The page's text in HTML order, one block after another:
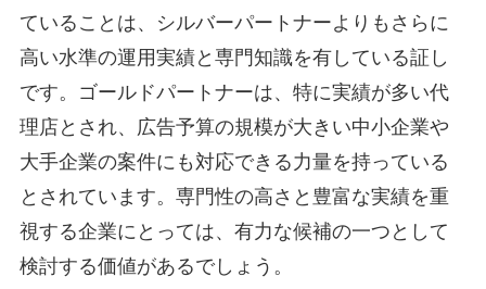
ていることは、シルバーパートナーよりもさらに
高い水準の運用実績と専門知識を有している証し
です。ゴールドパートナーは、特に実績が多い代
理店とされ、広告予算の規模が大きい中小企業や
大手企業の案件にも対応できる力量を持っている
とされています。専門性の高さと豊富な実績を重
視する企業にとっては、有力な候補の一つとして
検討する価値があるでしょう。